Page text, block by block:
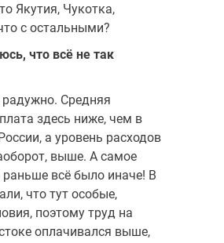
Якутия, Чукотка,
с остальными?
что всё не так
Средняя
здесь ниже, чем в
а уровень расходов
выше. А самое
раньше всё было иначе! В
что тут особые,
поэтому труд на
оплачивался выше,